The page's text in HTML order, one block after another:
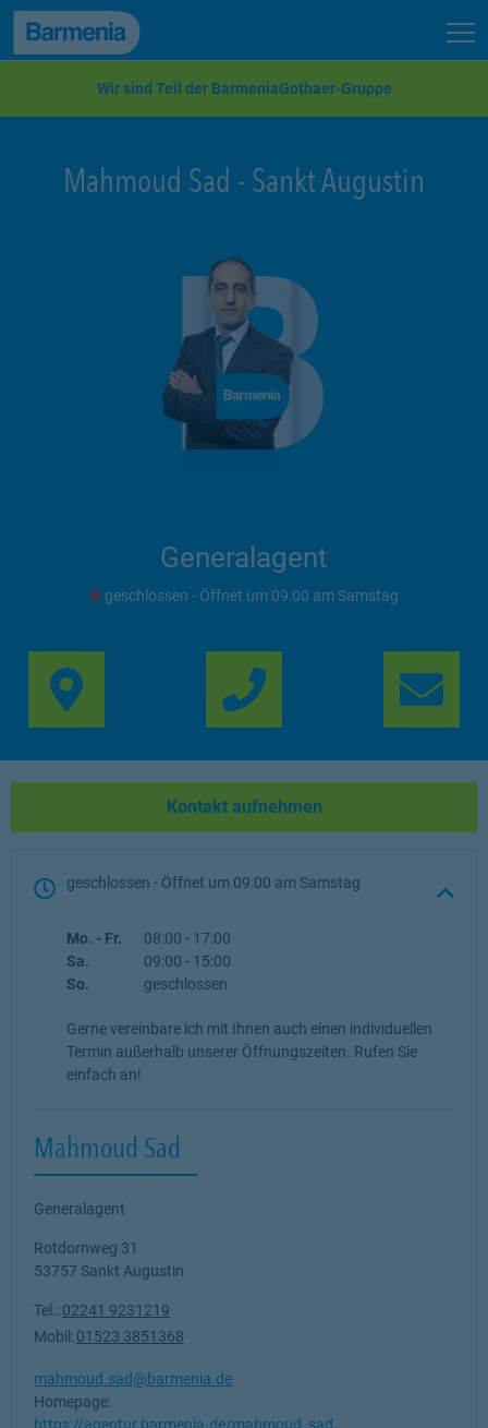
zum Seiteninhalt
Back to top
Wir sind Teil der BarmeniaGothaer-Gruppe
Mahmoud Sad - Sankt Augustin
Generalagent
geschlossen - Öffnet um 09:00 Samstag
Link Opens in New
Kontakt aufnehmen
geschlossen - Öffnet um 09:00 Samstag
Wochentag Öffnungszeiten
Mo. - Fr. 08:00 - 17:00
Sa.
09:00 - 15:00
So.
geschlossen
Gerne vereinbare ich mit Ihnen auch einen individuellen
Termin außerhalb unserer Öffnungszeiten. Rufen Sie
einfach an!
Mahmoud Sad
Generalagent
Rotdornweg 31
53757 Sankt Augustin
Tel.: 02241 9231219
Mobil: 01523 3851368
mahmoud.sad@barmenia.de
Homepage:
https://agentur.barmenia.de/mahmoud_sad